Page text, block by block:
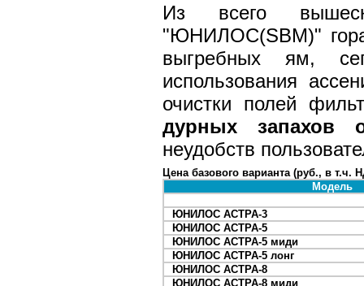
Из всего
"ЮНИЛОС(SBM)"
выгребных ям,
использования
очистки полей
дурных запахов
неудобств
Цена базового варианта (руб., в т.ч.
Модель
ЮНИЛОС АСТРА-3
ЮНИЛОС АСТРА-5
ЮНИЛОС АСТРА-5 миди
ЮНИЛОС АСТРА-5 лонг
ЮНИЛОС АСТРА-8
ЮНИЛОС АСТРА-8 миди